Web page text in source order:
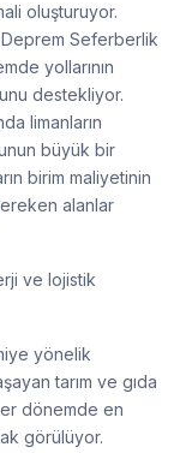
oluşturuyor.
Seferberlik
yollarının
destekliyor.
limanların
büyük bir
birim maliyetinin
alanlar
ve lojistik
yönelik
tarım ve gıda
dönemde en
görülüyor.